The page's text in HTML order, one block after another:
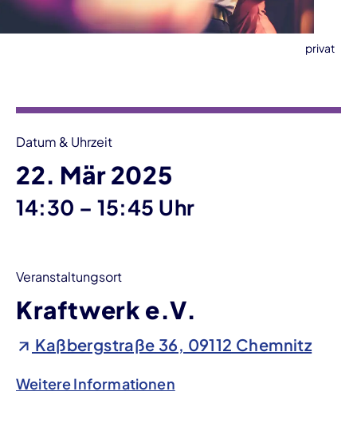
privat
Datum & Uhrzeit
22. Mär 2025
14:30 – bis
15:45 Uhr
Veranstaltungsort
Kraftwerk e.V.
Kaßbergstraße 36, 09112 Chemnitz
Weitere Informationen